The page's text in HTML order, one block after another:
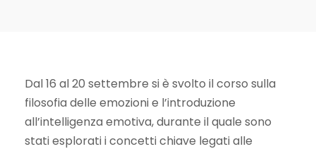
Dal 16 al 20 settembre si è svolto il corso sulla
filosofia delle emozioni e l’introduzione
all’intelligenza emotiva, durante il quale sono
stati esplorati i concetti chiave legati alle